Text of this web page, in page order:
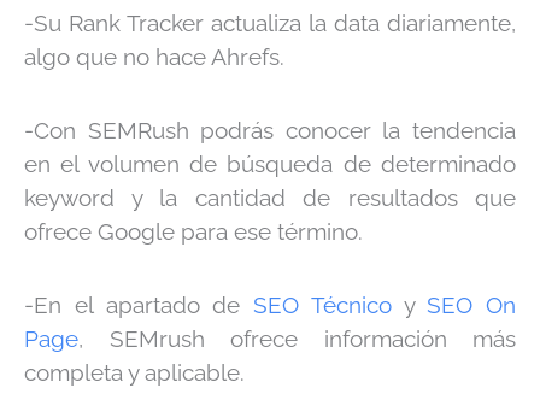
-Su Rank Tracker actualiza la data diariamente,
algo que no hace Ahrefs.
-Con SEMRush podrás conocer la tendencia
en el volumen de búsqueda de determinado
keyword y la cantidad de resultados que
ofrece Google para ese término.
-En el apartado de SEO Técnicoy SEO On
Page, SEMrush ofrece información más
completa y aplicable.